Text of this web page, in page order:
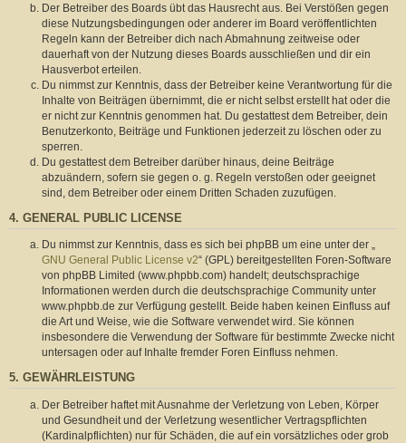
Der Betreiber des Boards übt das Hausrecht aus. Bei Verstößen gegen
diese Nutzungsbedingungen oder anderer im Board veröffentlichten
Regeln kann der Betreiber dich nach Abmahnung zeitweise oder
dauerhaft von der Nutzung dieses Boards ausschließen und dir ein
Hausverbot erteilen.
Du nimmst zur Kenntnis, dass der Betreiber keine Verantwortung für die
Inhalte von Beiträgen übernimmt, die er nicht selbst erstellt hat oder die
er nicht zur Kenntnis genommen hat. Du gestattest dem Betreiber, dein
Benutzerkonto, Beiträge und Funktionen jederzeit zu löschen oder zu
sperren.
Du gestattest dem Betreiber darüber hinaus, deine Beiträge
abzuändern, sofern sie gegen o. g. Regeln verstoßen oder geeignet
sind, dem Betreiber oder einem Dritten Schaden zuzufügen.
4. GENERAL PUBLIC LICENSE
Du nimmst zur Kenntnis, dass es sich bei phpBB um eine unter der „
GNU General Public License v2“ (GPL) bereitgestellten Foren-Software
von phpBB Limited (www.phpbb.com) handelt; deutschsprachige
Informationen werden durch die deutschsprachige Community unter
www.phpbb.de zur Verfügung gestellt. Beide haben keinen Einfluss auf
die Art und Weise, wie die Software verwendet wird. Sie können
insbesondere die Verwendung der Software für bestimmte Zwecke nicht
untersagen oder auf Inhalte fremder Foren Einfluss nehmen.
5. GEWÄHRLEISTUNG
Der Betreiber haftet mit Ausnahme der Verletzung von Leben, Körper
und Gesundheit und der Verletzung wesentlicher Vertragspflichten
(Kardinalpflichten) nur für Schäden, die auf ein vorsätzliches oder grob